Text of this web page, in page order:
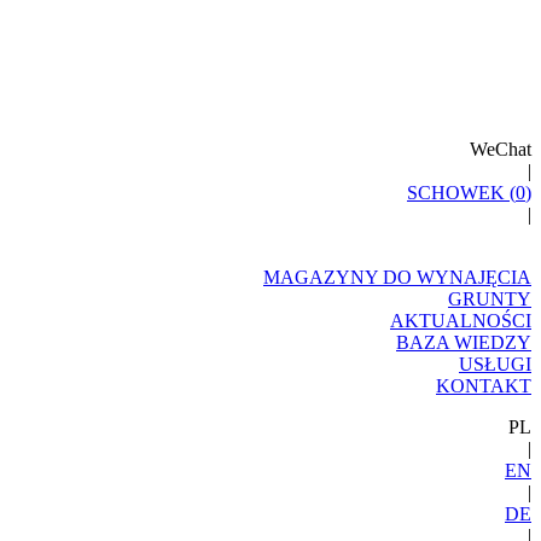
WeChat
|
SCHOWEK (0)
|
MAGAZYNY DO WYNAJĘCIA
GRUNTY
AKTUALNOŚCI
BAZA WIEDZY
USŁUGI
KONTAKT
PL
|
EN
|
DE
|